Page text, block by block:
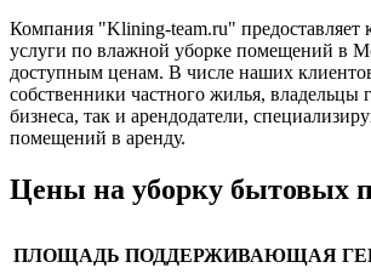
Компания "Klining-team.ru" предоставляет
услуги по влажной уборке помещений в
доступным ценам. В числе наших
собственники частного жилья, владельцы
бизнеса, так и арендодатели,
помещений в аренду.
Цены на уборку бытовых
ПЛОЩАДЬ ПОДДЕРЖИВАЮЩАЯ